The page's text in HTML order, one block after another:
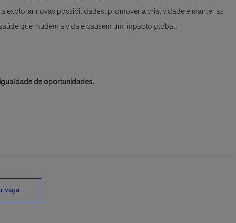
novas possibilidades, promover a criatividade e manter as
que mudem a vida e causem um impacto global.
de oportunidades.
vaga